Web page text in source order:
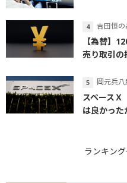
吉田恒
【為替】
売り取引の
岡元兵
スペースＸ
は良かった
ランキン